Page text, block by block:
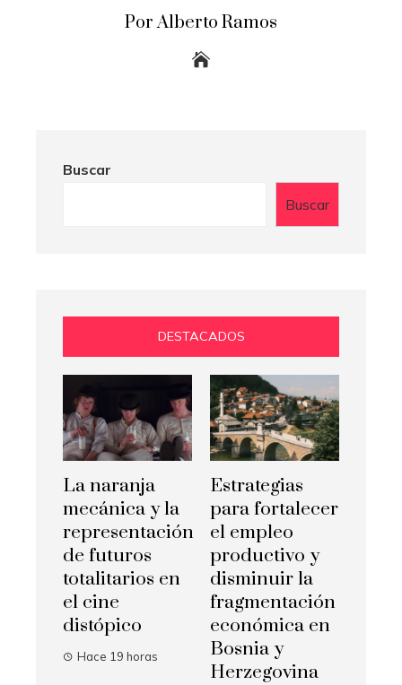
Por Alberto Ramos
Buscar
Buscar
DESTACADOS
La naranja
mecánica y la
representación
de futuros
totalitarios en
el cine
distópico
Hace 19 horas
Estrategias
para fortalecer
el empleo
productivo y
disminuir la
fragmentación
económica en
Bosnia y
Herzegovina